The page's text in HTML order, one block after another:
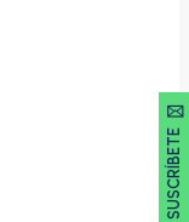
SUSCRÍBETE 🖂